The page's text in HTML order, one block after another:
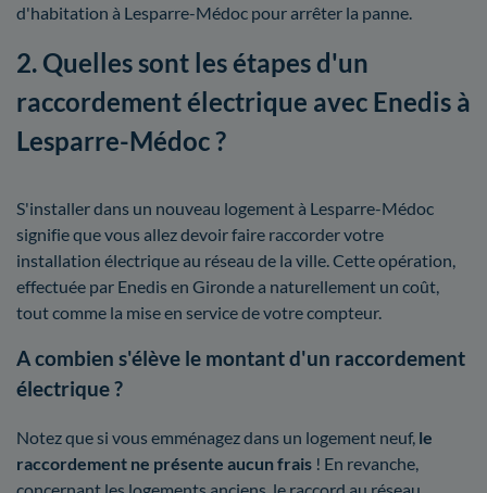
d'habitation à Lesparre-Médoc pour arrêter la panne.
2. Quelles sont les étapes d'un
raccordement électrique avec Enedis à
Lesparre-Médoc ?
S'installer dans un nouveau logement à Lesparre-Médoc
signifie que vous allez devoir faire raccorder votre
installation électrique au réseau de la ville. Cette opération,
effectuée par Enedis en Gironde a naturellement un coût,
tout comme la mise en service de votre compteur.
A combien s'élève le montant d'un raccordement
électrique ?
Notez que si vous emménagez dans un logement neuf, le
raccordement ne présente aucun frais ! En revanche,